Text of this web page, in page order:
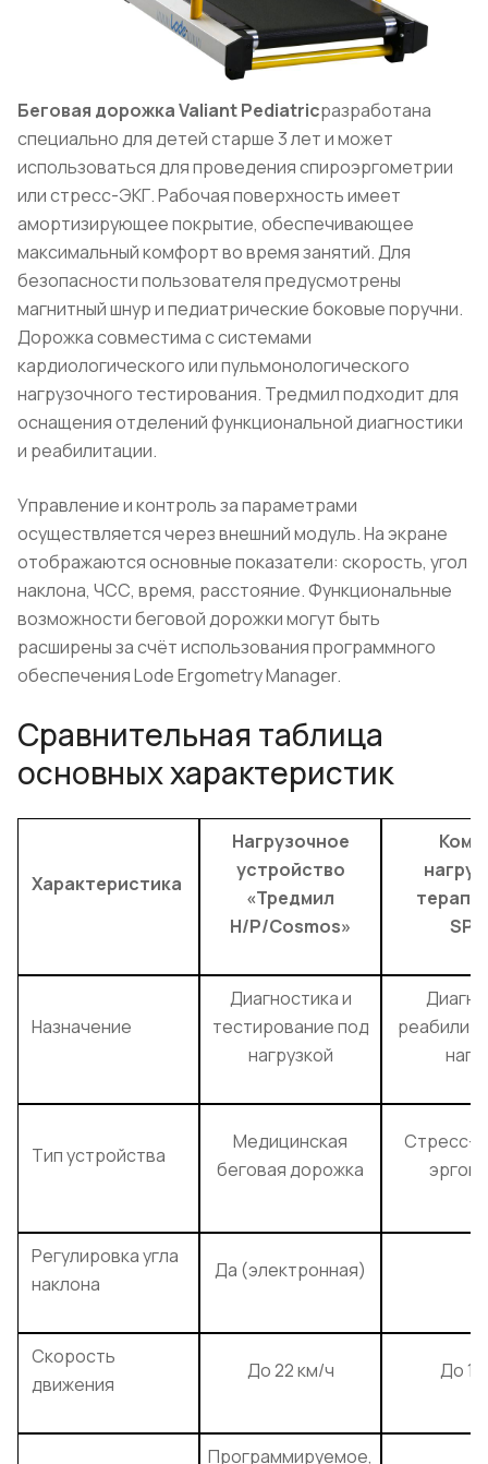
Беговая дорожка Valiant Pediatricразработана
специально для детей старше 3 лет и может
использоваться для проведения спироэргометрии
или стресс-ЭКГ. Рабочая поверхность имеет
амортизирующее покрытие, обеспечивающее
максимальный комфорт во время занятий. Для
безопасности пользователя предусмотрены
магнитный шнур и педиатрические боковые поручни.
Дорожка совместима с системами
кардиологического или пульмонологического
нагрузочного тестирования. Тредмил подходит для
оснащения отделений функциональной диагностики
и реабилитации.
Управление и контроль за параметрами
осуществляется через внешний модуль. На экране
отображаются основные показатели: скорость, угол
наклона, ЧСС, время, расстояние. Функциональные
возможности беговой дорожки могут быть
расширены за счёт использования программного
обеспечения Lode Ergometry Manager.
Сравнительная таблица
основных характеристик
Характеристика
Нагрузочное
устройство
«Тредмил
H/P/Cosmos»
Назначение
Диагностика и
тестирование под
нагрузкой
Тип устройства
Медицинская
беговая дорожка
Стресс-
Регулировка угла
наклона
Да (электронная)
Скорость
движения
До 22 км/ч До
Программируемое,